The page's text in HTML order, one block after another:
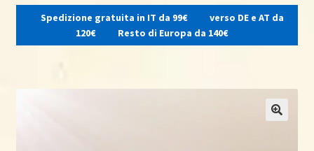
il
menu
child
Spedizione gratuita in IT da 99€
verso DE e AT da
120€
Resto di Europa da 140€